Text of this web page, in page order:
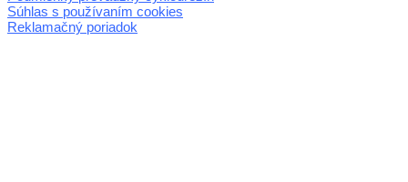
Súhlas s používaním cookies
Reklamačný poriadok